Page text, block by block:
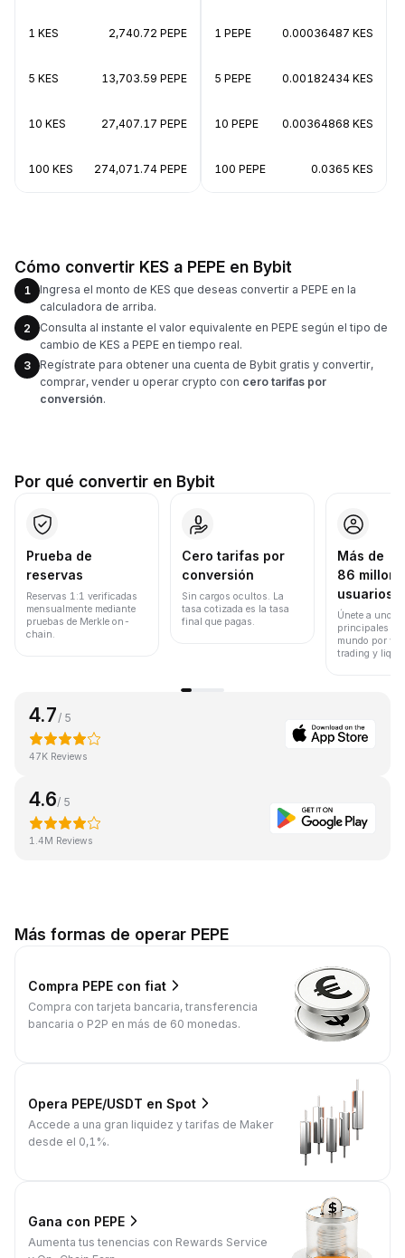
1 KES 2,740.72 PEPE
5 KES 13,703.59 PEPE
10 KES 27,407.17 PEPE
100 KES 274,071.74 PEPE
1 PEPE 0.00036487 KES
5 PEPE 0.00182434 KES
10 PEPE 0.00364868 KES
100 PEPE 0.0365 KES
Cómo convertir KES a PEPE en Bybit
1
Ingresa el monto de KES que deseas convertir a PEPE en la
calculadora de arriba.
2
Consulta al instante el valor equivalente en PEPE según el tipo de
cambio de KES a PEPE en tiempo real.
3
Regístrate para obtener una cuenta de Bybit gratis y convertir,
comprar, vender u operar crypto con cero tarifas por
conversión.
Por qué convertir en Bybit
Prueba de
reservas
Reservas 1:1 verificadas
mensualmente mediante
pruebas de Merkle on-
chain.
Cero tarifas por
conversión
Sin cargos ocultos. La
tasa cotizada es la tasa
final que pagas.
Más de
86
usuarios
Únete a uno
principales
mundo por
trading y
4.7/ 5
47K Reviews
4.6/ 5
1.4M Reviews
Más formas de operar PEPE
Compra PEPE con fiat
Compra con tarjeta bancaria, transferencia
bancaria o P2P en más de 60 monedas.
Opera PEPE/USDT en Spot
Accede a una gran liquidez y tarifas de Maker
desde el 0,1%.
Gana con PEPE
Aumenta tus tenencias con Rewards Service